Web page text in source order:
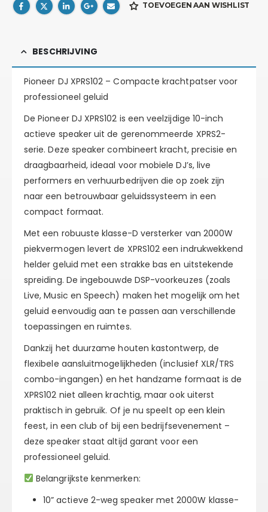
TOEVOEGEN AAN WISHLIST
BESCHRIJVING
Pioneer DJ XPRS102 – Compacte krachtpatser voor
professioneel geluid
De Pioneer DJ XPRS102 is een veelzijdige 10-inch
actieve speaker uit de gerenommeerde XPRS2-
serie. Deze speaker combineert kracht, precisie en
draagbaarheid, ideaal voor mobiele DJ’s, live
performers en verhuurbedrijven die op zoek zijn
naar een betrouwbaar geluidssysteem in een
compact formaat.
Met een robuuste klasse-D versterker van 2000W
piekvermogen levert de XPRS102 een indrukwekkend
helder geluid met een strakke bas en uitstekende
spreiding. De ingebouwde DSP-voorkeuzes (zoals
Live, Music en Speech) maken het mogelijk om het
geluid eenvoudig aan te passen aan verschillende
toepassingen en ruimtes.
Dankzij het duurzame houten kastontwerp, de
flexibele aansluitmogelijkheden (inclusief XLR/TRS
combo-ingangen) en het handzame formaat is de
XPRS102 niet alleen krachtig, maar ook uiterst
praktisch in gebruik. Of je nu speelt op een klein
feest, in een club of bij een bedrijfsevenement –
deze speaker staat altijd garant voor een
professioneel geluid.
Belangrijkste kenmerken:
10” actieve 2-weg speaker met 2000W klasse-